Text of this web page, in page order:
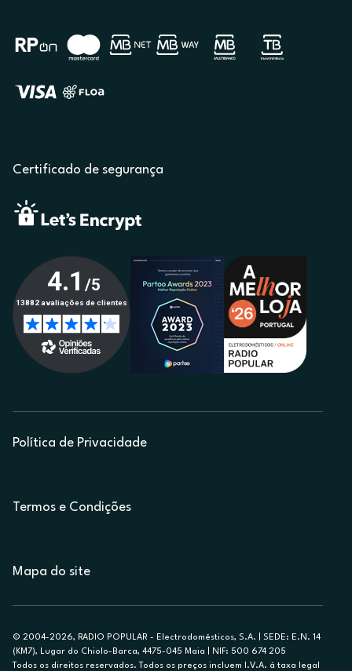
Certificado de segurança
Política de Privacidade
Termos e Condições
Mapa do site
© 2004-2026, RADIO POPULAR - Electrodomésticos, S.A. | SEDE: E.N. 14
(KM7), Lugar do Chiolo-Barca, 4475-045 Maia | NIF: 500 674 205
Todos os direitos reservados. Todos os preços incluem I.V.A. à taxa legal